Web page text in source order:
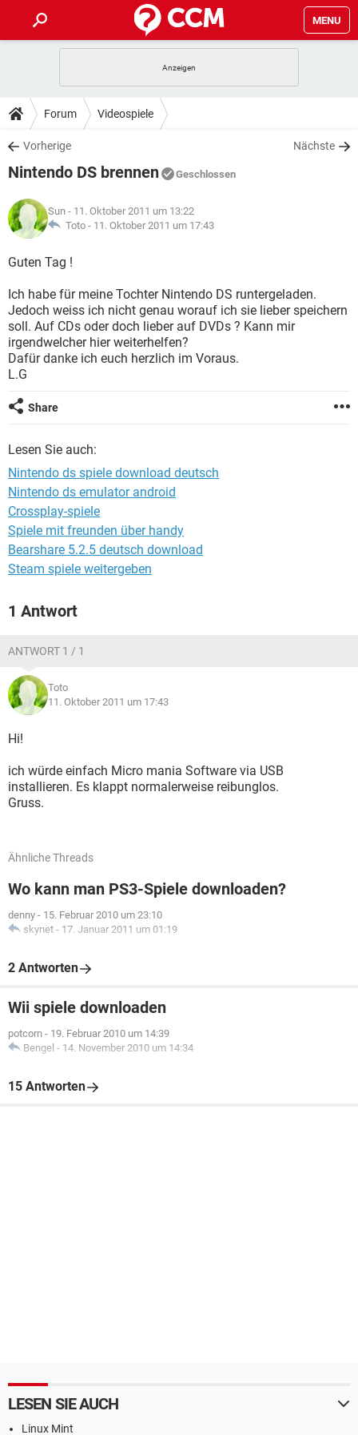
MENU
ANDROID
WINDOWS 10
WHATSAPP TIKTOK
FACEBOOK
TIPPS & TRICKS
SPIELE
WHATSAPP TIKTOK
FACEBOOK
DOWNLOADS
SPIELE STREAMING
ANDROID
WINDOWS 10 INSTAGRAM
WHATSAPP
SPIELE STREAMING
ANDROID
WINDOWS 10
WHATSAPP TIKTOK
FACEBOOK HARDWARE
LEXIKON
SPIELE
WINDOWS 10 INSTAGRAM
WHATSAPP
FACEBOOK HARDWARE
Forum Videospiele
Vorherige Nächste
Nintendo DS brennen Geschlossen
Sun - 11. Oktober 2011 um 13:22
Toto - 11. Oktober 2011 um 17:43
Guten Tag !
Ich habe für meine Tochter Nintendo DS runtergeladen.
Jedoch weiss ich nicht genau worauf ich sie lieber speichern
soll. Auf CDs oder doch lieber auf DVDs ? Kann mir
irgendwelcher hier weiterhelfen?
Dafür danke ich euch herzlich im Voraus.
L.G
Share
Lesen Sie auch:
Nintendo ds spiele download deutsch
Nintendo ds emulator android
Crossplay-spiele
Spiele mit freunden über handy
Bearshare 5.2.5 deutsch download
Steam spiele weitergeben
1 Antwort
ANTWORT 1 / 1
Toto
11. Oktober 2011 um 17:43
Hi!
ich würde einfach Micro mania Software via USB
installieren. Es klappt normalerweise reibunglos.
Gruss.
Ähnliche Threads
Wo kann man PS3-Spiele downloaden?
denny - 15. Februar 2010 um 23:10
skynet - 17. Januar 2011 um 01:19
2 Antworten
Wii spiele downloaden
potcorn - 19. Februar 2010 um 14:39
Bengel - 14. November 2010 um 14:34
15 Antworten
LESEN SIE AUCH
Linux Mint